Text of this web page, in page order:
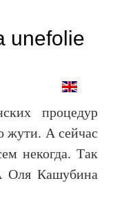
unefolie
процедур
жути. А сейчас
некогда. Так
Оля Кашубина